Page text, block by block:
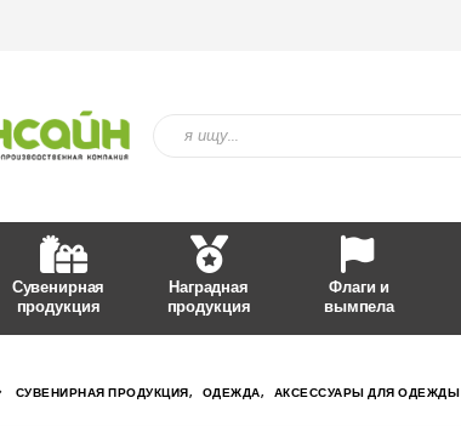
Сувенирная
продукция
Наградная
продукция
Флаги и
вымпела
СУВЕНИРНАЯ ПРОДУКЦИЯ, ОДЕЖДА, АКСЕССУАРЫ ДЛЯ ОДЕЖДЫ